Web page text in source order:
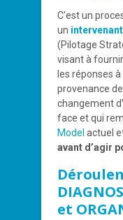
C’est un
un
(Pilotage
visant à
les réponses
provenance
changement
face et qui
Model actuel
avant d’agir
et